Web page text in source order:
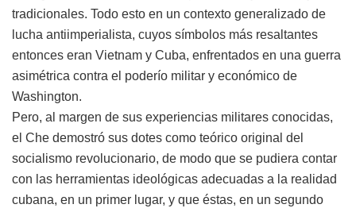
tradicionales. Todo esto en un contexto generalizado de
lucha antiimperialista, cuyos símbolos más resaltantes
entonces eran Vietnam y Cuba, enfrentados en una guerra
asimétrica contra el poderío militar y económico de
Washington.
Pero, al margen de sus experiencias militares conocidas,
el Che demostró sus dotes como teórico original del
socialismo revolucionario, de modo que se pudiera contar
con las herramientas ideológicas adecuadas a la realidad
cubana, en un primer lugar, y que éstas, en un segundo